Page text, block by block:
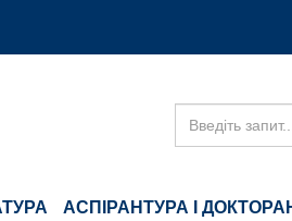
АСПІРАНТУРА І